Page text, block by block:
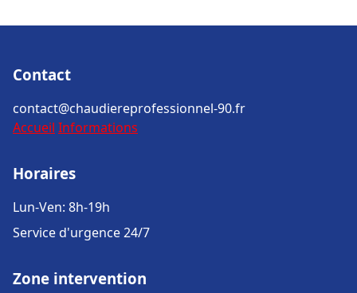
Contact
contact@chaudiereprofessionnel-90.fr
Accueil Informations
Horaires
Lun-Ven: 8h-19h
Service d'urgence 24/7
Zone intervention